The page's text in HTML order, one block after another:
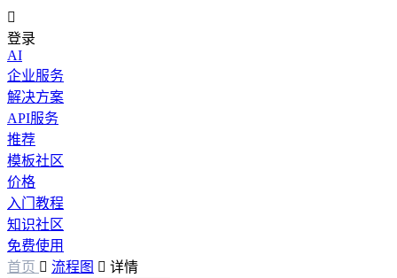

登录
AI
企业服务
解决方案
API服务
推荐
模板社区
价格
入门教程
知识社区
免费使用
首页  流程图  详情